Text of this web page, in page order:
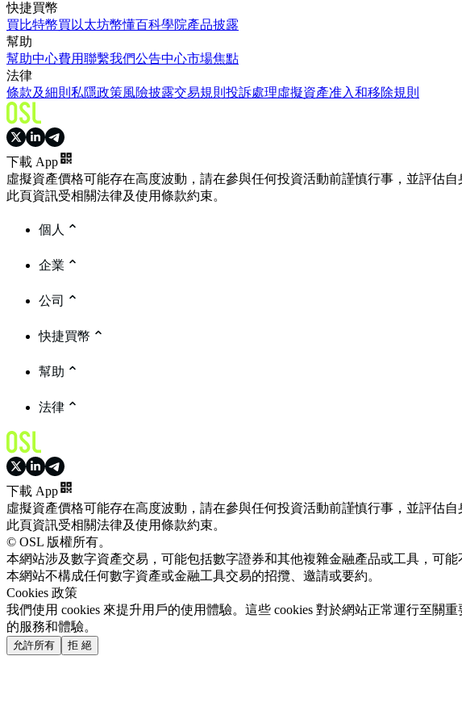
快捷買幣
買比特幣買以太坊幣懂百科學院產品披露
幫助
幫助中心費用聯繫我們公告中心市場焦點
法律
條款及細則 私隱政策風險披露交易規則 投訴處理虛擬資產准入和移除規則
下載 App
虛擬資產價格可能存在高度波動，請在參與任何投資活動前謹慎行事，並評估自
此頁資訊受相關法律及使用條款約束。
個人
企業
公司
快捷買幣
幫助
法律
下載 App
虛擬資產價格可能存在高度波動，請在參與任何投資活動前謹慎行事，並評估自
此頁資訊受相關法律及使用條款約束。
© OSL 版權所有。
本網站涉及數字資產交易，可能包括數字證券和其他複雜金融產品或工具，可能
本網站不構成任何數字資產或金融工具交易的招攬、邀請或要約。
Cookies 政策
我們使用 cookies 來提升用戶的使用體驗。這些 cookies 對於網站正常運行至
的服務和體驗。
允許所有 拒 絕